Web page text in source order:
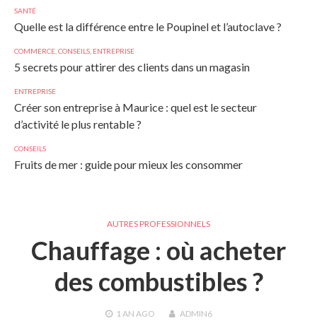
SANTÉ
Quelle est la différence entre le Poupinel et l’autoclave ?
COMMERCE CONSEILS ENTREPRISE
5 secrets pour attirer des clients dans un magasin
ENTREPRISE
Créer son entreprise à Maurice : quel est le secteur
d’activité le plus rentable ?
CONSEILS
Fruits de mer : guide pour mieux les consommer
AUTRES PROFESSIONNELS
Chauffage : où acheter
des combustibles ?
1 AN AGO ADMIN6